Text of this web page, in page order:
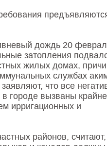
дождь 20
затопления
жилых домах,
службах
что все
городе вызваны крайне
ирригационных и
районов, считают,